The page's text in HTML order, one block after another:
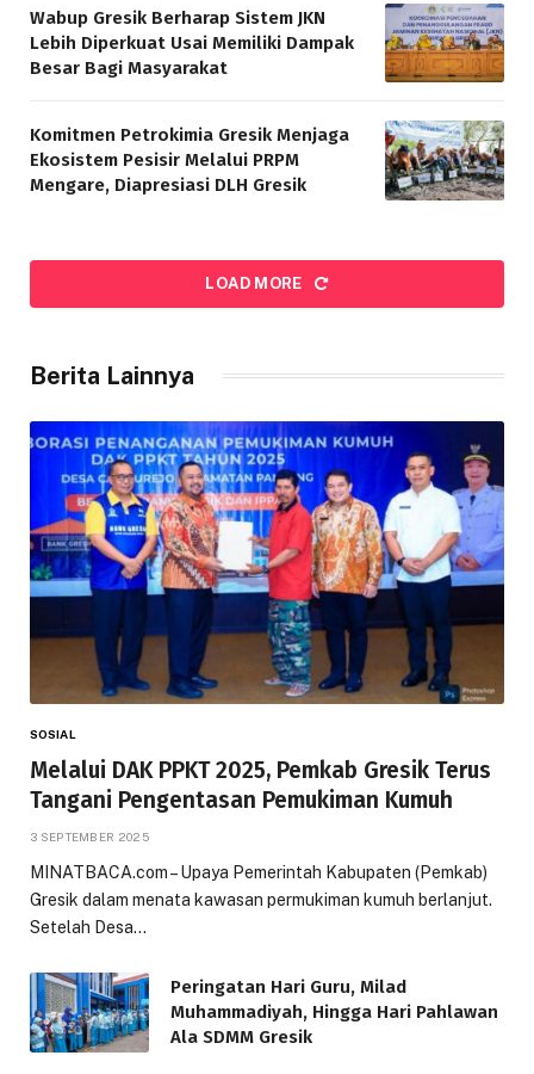
Wabup Gresik Berharap Sistem JKN
Lebih Diperkuat Usai Memiliki Dampak
Besar Bagi Masyarakat
Komitmen Petrokimia Gresik Menjaga
Ekosistem Pesisir Melalui PRPM
Mengare, Diapresiasi DLH Gresik
LOAD MORE
Berita Lainnya
SOSIAL
Melalui DAK PPKT 2025, Pemkab Gresik Terus
Tangani Pengentasan Pemukiman Kumuh
3 SEPTEMBER 2025
MINATBACA.com – Upaya Pemerintah Kabupaten (Pemkab)
Gresik dalam menata kawasan permukiman kumuh berlanjut.
Setelah Desa…
Peringatan Hari Guru, Milad
Muhammadiyah, Hingga Hari Pahlawan
Ala SDMM Gresik